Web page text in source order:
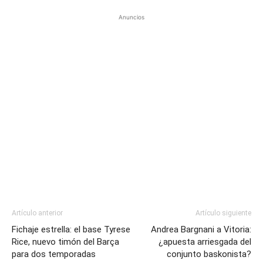
Anuncios
Artículo anterior
Fichaje estrella: el base Tyrese
Rice, nuevo timón del Barça
para dos temporadas
Artículo siguiente
Andrea Bargnani a Vitoria:
¿apuesta arriesgada del
conjunto baskonista?